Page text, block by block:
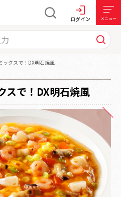
ログイン メニュー
ックスで！DX明石焼風
スで！DX明石焼風